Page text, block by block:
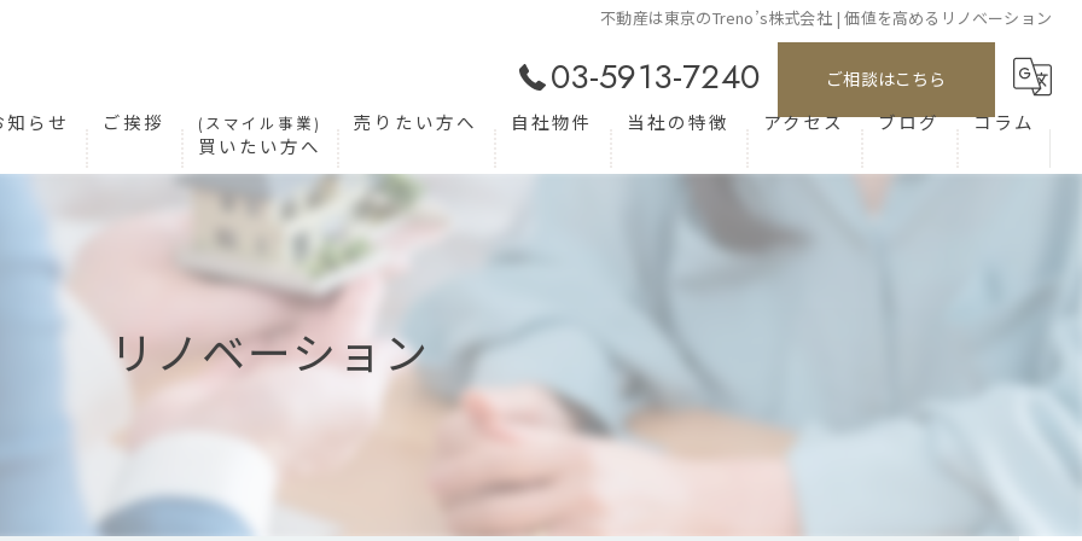
不動産は東京のTreno’s株式会社 | 価値を高めるリノベーション
03-5913-7240 ご相談はこちら
知らせ ご挨拶 (スマイル事業)
買いたい方へ
売りたい方へ 自社物件 当社の特徴
売買
リノベーション
リフォーム
アクセス ブログ コラム
リノベーション